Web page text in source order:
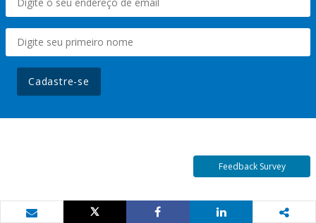
Cadastre-se
Feedback Survey